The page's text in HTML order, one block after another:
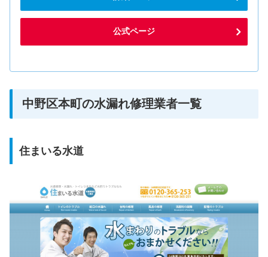
公式ページ
中野区本町の水漏れ修理業者一覧
住まいる水道